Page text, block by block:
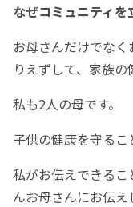
なぜコミュニティを
お母さんだけでな
りえずして、家族
私も2人の母です。
子供の健康を守るこ
私がお伝えできる
んお母さんにお伝え